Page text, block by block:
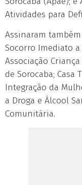
Atividades para
Assinaram
Socorro Imediato a
Associação
de Sorocaba; Casa
Integração da
a Droga e Álcool
Comunitária.